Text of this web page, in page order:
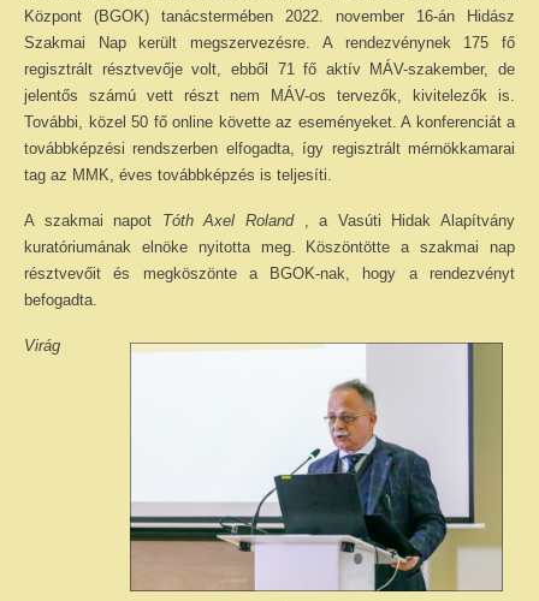
Központ (BGOK) tanácstermében 2022. november 16-án Hidász
Szakmai Nap került megszervezésre. A rendezvénynek 175 fő
regisztrált résztvevője volt, ebből 71 fő aktív MÁV-szakember, de
jelentős számú vett részt nem MÁV-os tervezők, kivitelezők is.
További, közel 50 fő online követte az eseményeket. A konferenciát a
továbbképzési rendszerben elfogadta, így regisztrált mérnökkamarai
tag az MMK, éves továbbképzés is teljesíti.
A szakmai napot Tóth Axel Roland , a Vasúti Hidak Alapítvány
kuratóriumának elnöke nyitotta meg. Köszöntötte a szakmai nap
résztvevőit és megköszönte a BGOK-nak, hogy a rendezvényt
befogadta.
Virág